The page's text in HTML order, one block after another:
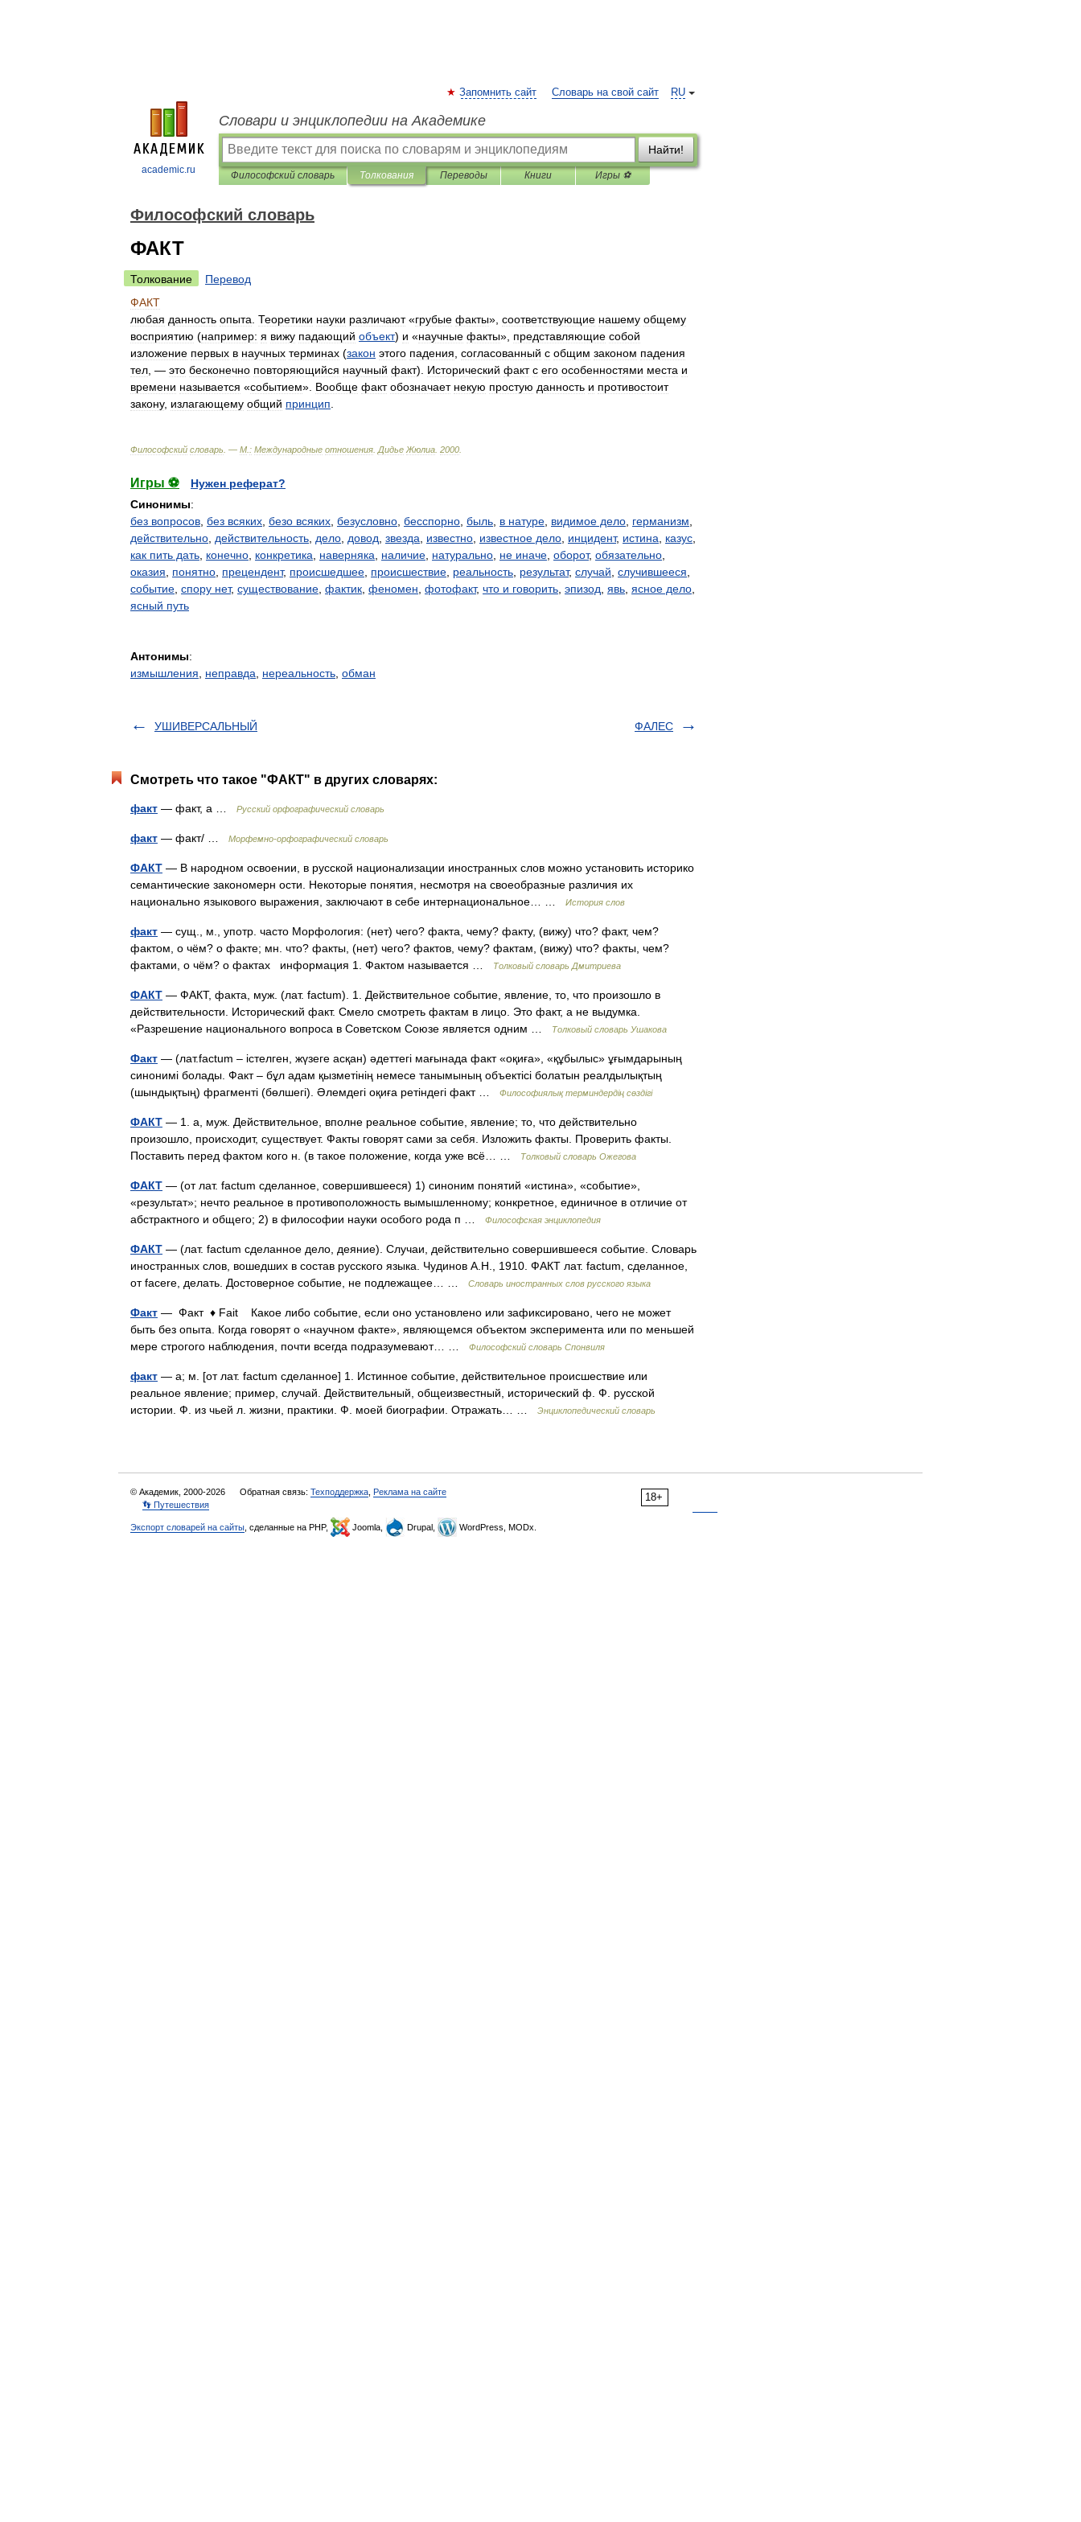
academic.ru
RU
Запомнить сайт Словарь на свой сайт
Словари и энциклопедии на Академике
Найти!
Философский словарь Толкования Переводы Книги Игры ⚽
Философский словарь
ФАКТ
Толкование
Перевод
ФАКТ
любая данность опыта Теоретики науки различают«грубые факты», соответствующие нашему общему
восприятию (например: я вижу падающий объект) и «научные факты», представляющие собой
изложение первых в научных терминах (закон этого падения согласованный с общим законом падения
тел , — это бесконечно повторяющийся научный факт). Исторический факт с его особенностями места и
времени называется «событием». Вообще факт обозначает некую простую данность и противостоит
закону, излагающему общий принцип
Философский словарь . — М : Международные отношения Дидье Жюлиа 2000
Игры ⚽
Нужен реферат?
Синонимы:
без вопросов без всяких безо всяких безусловно бесспорно быль в натуре видимое дело германизм
действительно действительность дело довод звезда известно известное дело инцидент, истина казус
как пить дать конечно конкретика наверняка наличие натурально не иначе оборот, обязательно
оказия
понятно прецендент, происшедшее происшествие реальность результат, случай случившееся
событие спору нет, существование фактик феномен фотофакт, что и говорить эпизод явь ясное дело
ясный путь
Антонимы:
измышления
неправда нереальность обман
УШИВЕРСАЛЬНЫЙ ФАЛЕС
Смотреть что такое "ФАКТ" в других словарях:
факт — факт, а … Русский орфографический словарь
факт — факт/ … Морфемно-орфографический словарь
ФАКТ — В народном освоении, в русской национализации иностранных слов можно установить историко
семантические закономерн ости. Некоторые понятия, несмотря на своеобразные различия их
национально языкового выражения, заключают в себе интернациональное… …
История слов
факт — сущ., м., употр. часто Морфология: (нет) чего? факта, чему? факту, (вижу) что? факт, чем?
фактом, о чём? о факте; мн. что? факты, (нет) чего? фактов, чему? фактам, (вижу) что? факты, чем?
фактами, о чём? о фактах информация 1. Фактом называется …
Толковый словарь Дмитриева
ФАКТ — ФАКТ, факта, муж. (лат. factum). 1. Действительное событие, явление, то, что произошло в
действительности. Исторический факт. Смело смотреть фактам в лицо. Это факт, а не выдумка.
«Разрешение национального вопроса в Советском Союзе является одним …
Толковый словарь Ушакова
Факт — (лат.factum – істелген, жүзеге асқан) әдеттегі мағынада факт «оқиға», «құбылыс» ұғымдарының
синонимі болады. Факт – бұл адам қызметінің немесе танымының объектісі болатын реалдылықтың
(шындықтың) фрагменті (бөлшегі). Әлемдегі оқиға ретіндегі факт …
Философиялық терминдердің сөздігі
ФАКТ — 1. а, муж. Действительное, вполне реальное событие, явление; то, что действительно
произошло, происходит, существует. Факты говорят сами за себя. Изложить факты. Проверить факты.
Поставить перед фактом кого н. (в такое положение, когда уже всё… …
Толковый словарь Ожегова
ФАКТ — (от лат. factum сделанное, совершившееся) 1) синоним понятий «истина», «событие»,
«результат»; нечто реальное в противоположность вымышленному; конкретное, единичное в отличие от
абстрактного и общего; 2) в философии науки особого рода п …
Философская энциклопедия
ФАКТ — (лат. factum сделанное дело, деяние). Случаи, действительно совершившееся событие. Словарь
иностранных слов, вошедших в состав русского языка. Чудинов А.Н., 1910. ФАКТ лат. factum, сделанное,
от facere, делать. Достоверное событие, не подлежащее… …
Словарь иностранных слов русского языка
Факт — Факт ♦ Fait Какое либо событие, если оно установлено или зафиксировано, чего не может
быть без опыта. Когда говорят о «научном факте», являющемся объектом эксперимента или по меньшей
мере строгого наблюдения, почти всегда подразумевают… …
Философский словарь Спонвиля
факт — а; м. [от лат. factum сделанное] 1. Истинное событие, действительное происшествие или
реальное явление; пример, случай. Действительный, общеизвестный, исторический ф. Ф. русской
истории. Ф. из чьей л. жизни, практики. Ф. моей биографии. Отражать… …
Энциклопедический словарь
18+
© Академик, 2000-2026 Обратная связь: Техподдержка Реклама на сайте
👣 Путешествия
Экспорт словарей на сайты , сделанные на PHP, Joomla, Drupal, WordPress, MODx.